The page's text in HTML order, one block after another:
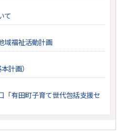
て
域福祉活動計画
計画）
「有田町子育て世代包括支援セ